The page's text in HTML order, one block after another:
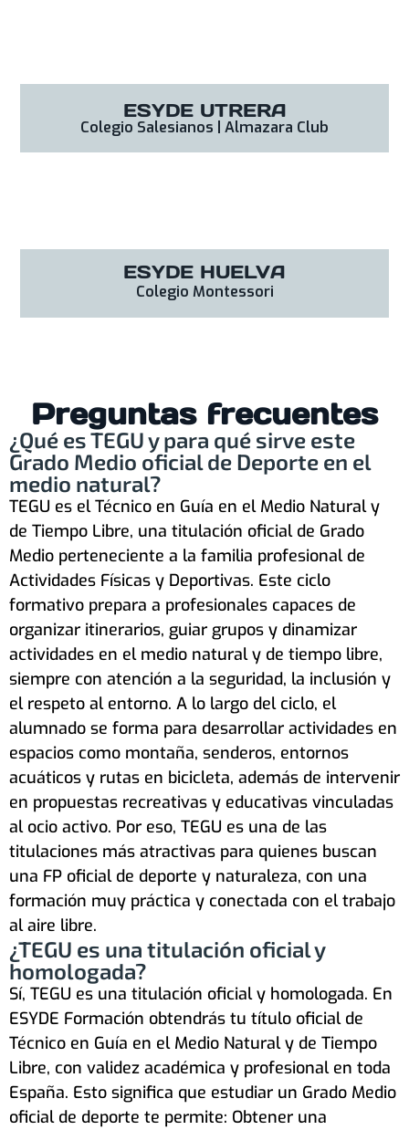
ESYDE UTRERA
Colegio Salesianos | Almazara Club
ESYDE HUELVA
Colegio Montessori
Preguntas frecuentes
¿Qué es TEGU y para qué sirve este
Grado Medio oficial de Deporte en el
medio natural?
TEGU es el Técnico en Guía en el Medio Natural y
de Tiempo Libre, una titulación oficial de Grado
Medio perteneciente a la familia profesional de
Actividades Físicas y Deportivas. Este ciclo
formativo prepara a profesionales capaces de
organizar itinerarios, guiar grupos y dinamizar
actividades en el medio natural y de tiempo libre,
siempre con atención a la seguridad, la inclusión y
el respeto al entorno. A lo largo del ciclo, el
alumnado se forma para desarrollar actividades en
espacios como montaña, senderos, entornos
acuáticos y rutas en bicicleta, además de intervenir
en propuestas recreativas y educativas vinculadas
al ocio activo. Por eso, TEGU es una de las
titulaciones más atractivas para quienes buscan
una FP oficial de deporte y naturaleza, con una
formación muy práctica y conectada con el trabajo
al aire libre.
¿TEGU es una titulación oficial y
homologada?
Sí, TEGU es una titulación oficial y homologada. En
ESYDE Formación obtendrás tu título oficial de
Técnico en Guía en el Medio Natural y de Tiempo
Libre, con validez académica y profesional en toda
España. Esto significa que estudiar un Grado Medio
oficial de deporte te permite: Obtener una